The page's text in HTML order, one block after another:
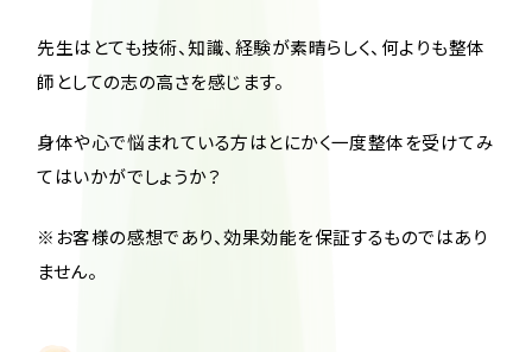
先生はとても技術、知識、経験が素晴らしく、何よりも整体
師としての志の高さを感じます。
身体や心で悩まれている方はとにかく一度整体を受けてみ
てはいかがでしょうか？
※お客様の感想であり、効果効能を保証するものではあり
ません。